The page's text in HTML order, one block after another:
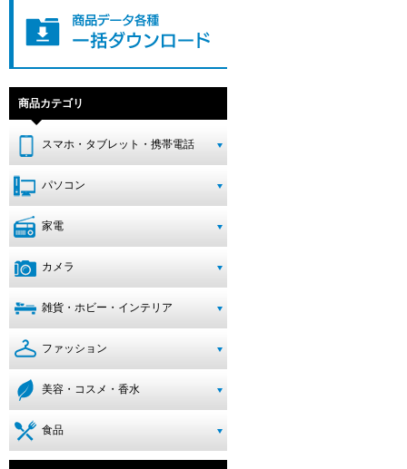
商品カテゴリ
スマホ・タブレット・携帯電話
パソコン
家電
カメラ
雑貨・ホビー・インテリア
ファッション
美容・コスメ・香水
食品